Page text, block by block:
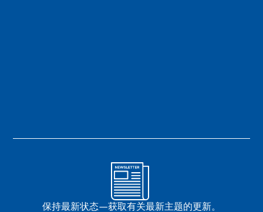
保持最新状态—获取有关最新主题的更新。